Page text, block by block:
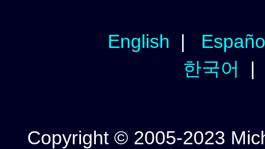
English |
한국어
Copyright © 2005-2023